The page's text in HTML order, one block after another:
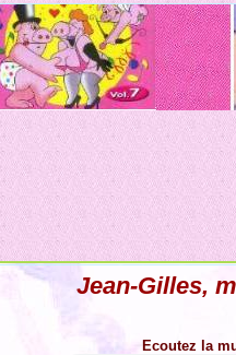
Jean-Gilles,
Ecoutez la